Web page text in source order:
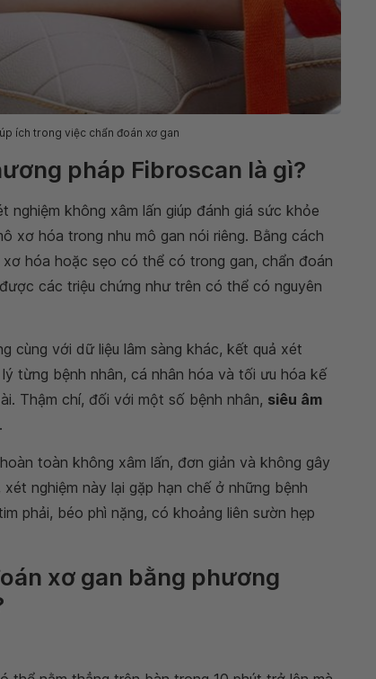
ích trong việc chẩn đoán xơ gan
pháp Fibroscan là gì?
nghiệm không xâm lấn giúp đánh giá sức khỏe
xơ hóa trong nhu mô gan nói riêng. Bằng cách
hóa hoặc sẹo có thể có trong gan, chẩn đoán
các triệu chứng như trên có thể có nguyên
cùng với dữ liệu lâm sàng khác, kết quả xét
từng bệnh nhân, cá nhân hóa và tối ưu hóa kế
Thậm chí, đối với một số bệnh nhân, siêu âm
.
toàn không xâm lấn, đơn giản và không gây
nghiệm này lại gặp hạn chế ở những bệnh
phải, béo phì nặng, có khoảng liên sườn hẹp
xơ gan bằng phương